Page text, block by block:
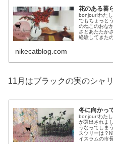
花のある暮
bonjour!わた
でもちょっと
のねこのおな
さとあたたか
経験してきた
nikecatblog.com
11月はブラックの実のシャリ
冬に向かっ
bonjour!わた
が選出されま
うなってしま
スツリーは？
イスラムの市長